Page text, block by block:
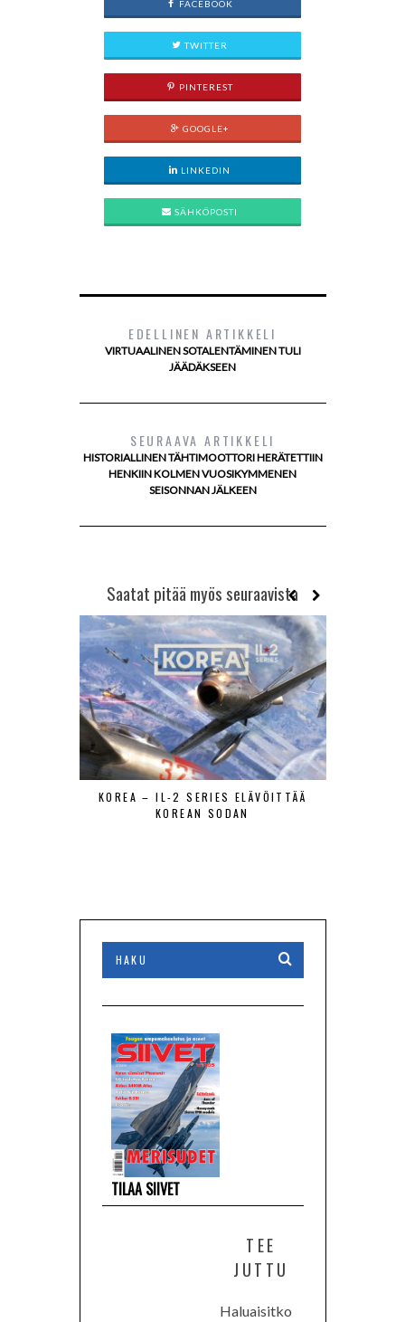
FACEBOOK
TWITTER
PINTEREST
GOOGLE+
LINKEDIN
SÄHKÖPOSTI
EDELLINEN ARTIKKELI
VIRTUAALINEN SOTALENTÄMINEN TULI
JÄÄDÄKSEEN
SEURAAVA ARTIKKELI
HISTORIALLINEN TÄHTIMOOTTORI HERÄTETTIIN
HENKIIN KOLMEN VUOSIKYMMENEN
SEISONNAN JÄLKEEN
Saatat pitää myös seuraavista
KOREA – IL-2 SERIES ELÄVÖITTÄÄ
KOREAN SODAN
TILAA SIIVET
TEE
JUTTU
Haluaisitko